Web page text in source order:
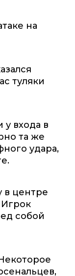
на
туляки
у входа в
та же
удара,
в центре
собой